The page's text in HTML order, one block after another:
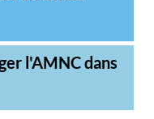
l'AMNC dans